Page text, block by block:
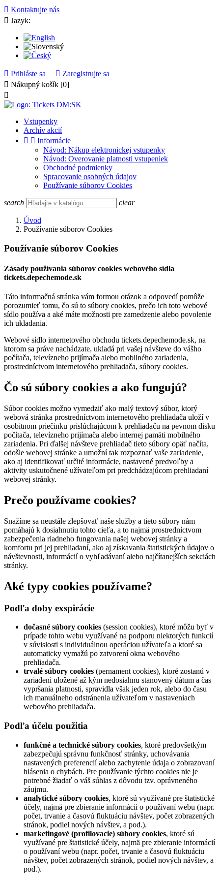
 Kontaktujte nás
 Jazyk:
 Prihláste sa  Zaregistrujte sa
 Nákupný košík [0]

Vstupenky
Archív akcií
  Informácie
Návod: Nákup elektronickej vstupenky
Návod: Overovanie platnosti vstupeniek
Obchodné podmienky
Spracovanie osobných údajov
Používanie súborov Cookies
search clear
Úvod
Používanie súborov Cookies
Používanie súborov Cookies
Zásady používania súborov cookies webového sídla
tickets.depechemode.sk
Táto informačná stránka vám formou otázok a odpovedí pomôže
porozumieť tomu, čo sú to súbory cookies, prečo ich toto webové
sídlo používa a aké máte možnosti pre zamedzenie alebo povolenie
ich ukladania.
Webové sídlo internetového obchodu tickets.depechemode.sk, na
ktorom sa práve nachádzate, ukladá pri vašej návšteve do vášho
počítača, televízneho prijímača alebo mobilného zariadenia,
prostredníctvom internetového prehliadača, súbory cookies.
Čo sú súbory cookies a ako fungujú?
Súbor cookies možno vymedziť ako malý textový súbor, ktorý
webová stránka prostredníctvom internetového prehliadača uloží v
osobitnom priečinku prislúchajúcom k prehliadaču na pevnom disku
počítača, televízneho prijímača alebo internej pamäti mobilného
zariadenia. Pri ďalšej návšteve prehliadač tieto súbory opäť načíta,
odošle webovej stránke a umožní tak rozpoznať vaše zariadenie,
ako aj identifikovať určité informácie, nastavené predvoľby a
aktivity uskutočnené užívateľom pri predchádzajúcom prehliadaní
webovej stránky.
Prečo používame cookies?
Snažíme sa neustále zlepšovať naše služby a tieto súbory nám
pomáhajú k dosiahnutiu tohto cieľa, a to najmä prostredníctvom
zabezpečenia riadneho fungovania našej webovej stránky a
komfortu pri jej prehliadaní, ako aj získavania štatistických údajov o
návštevnosti, informácií o vyhľadávaní alebo najčítanejších sekciách
stránky.
Aké typy cookies používame?
Podľa doby exspirácie
dočasné súbory cookies (session cookies), ktoré môžu byť v
prípade tohto webu využívané na podporu niektorých funkcií
v súvislosti s individuálnou operáciou užívateľa a ktoré sa
automaticky vymažú po zatvorení okna webového
prehliadača.
trvalé súbory cookies (pernament cookies), ktoré zostanú v
zariadení uložené až kým nedosiahnu stanovený dátum a čas
vypršania platnosti, spravidla však jeden rok, alebo do času
ich manuálneho odstránenia užívateľom v nastaveniach
webového prehliadača.
Podľa účelu použitia
funkčné a technické súbory cookies, ktoré predovšetkým
zabezpečujú správnu funkčnosť stránky, uchovávania
nastavených preferencií alebo zachytenie údaja o zobrazovaní
hlásenia o chybách. Pre používanie týchto cookies nie je
potrebné žiadať o váš súhlas z dôvodu tzv. oprávneného
záujmu.
analytické súbory cookies, ktoré sú využívané pre štatistické
účely, najmä pre zbieranie informácií o používaní webu (napr.
počet, trvanie a časovú fluktuáciu návštev, počet zobrazených
stránok, podiel nových návštev, a pod.).
marketingové (profilovacie) súbory cookies, ktoré sú
využívané pre štatistické účely, najmä pre zbieranie informácií
o používaní webu (napr. počet, trvanie a časovú fluktuáciu
návštev, počet zobrazených stránok, podiel nových návštev, a
pod.).